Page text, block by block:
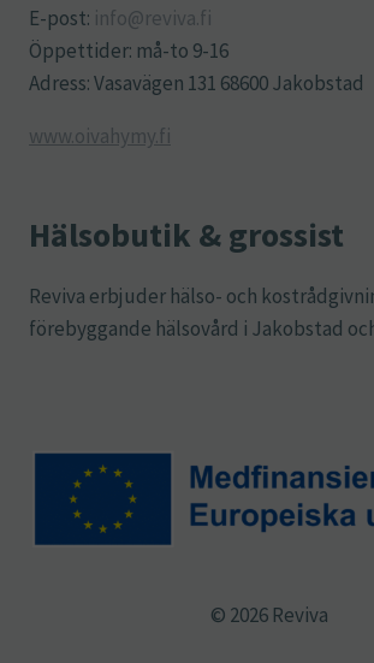
E-post: info@reviva.fi
Öppettider: må-to 9-16
Adress: Vasavägen 131 68600 Jakobstad
www.oivahymy.fi
Hälsobutik & grossist
Reviva erbjuder hälso- och
förebyggande hälsovård i Jakobstad
© 2026 Reviva